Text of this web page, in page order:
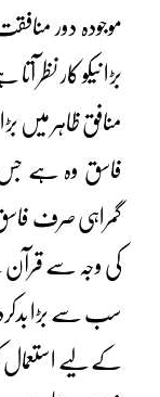
موجودہ دور
بڑا نیکو کار نظر آتا
منافق ظاہر میں
فاسق وہ ہے
گمراہی صرف
کی وجہ سے قرآن
سب سے بڑا
کے لیے